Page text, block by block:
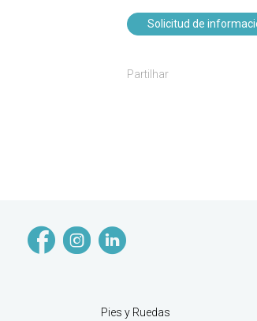
Solicitud de
Partilhar
Pies y Ruedas